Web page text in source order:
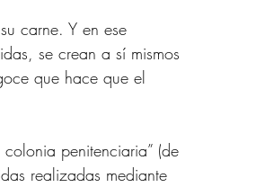
carne. Y en ese
se crean a sí mismos
que hace que el
penitenciaria” (de
realizadas mediante